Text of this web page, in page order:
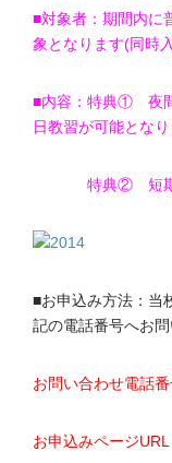
■対象者：期間内に
象となります(同時
■内容：特典① 夜
日教習が可能となり
特典② 短期集中
■お申込み方法：当
記の電話番号へお問
お問い合わせ電話
お申込みページURL